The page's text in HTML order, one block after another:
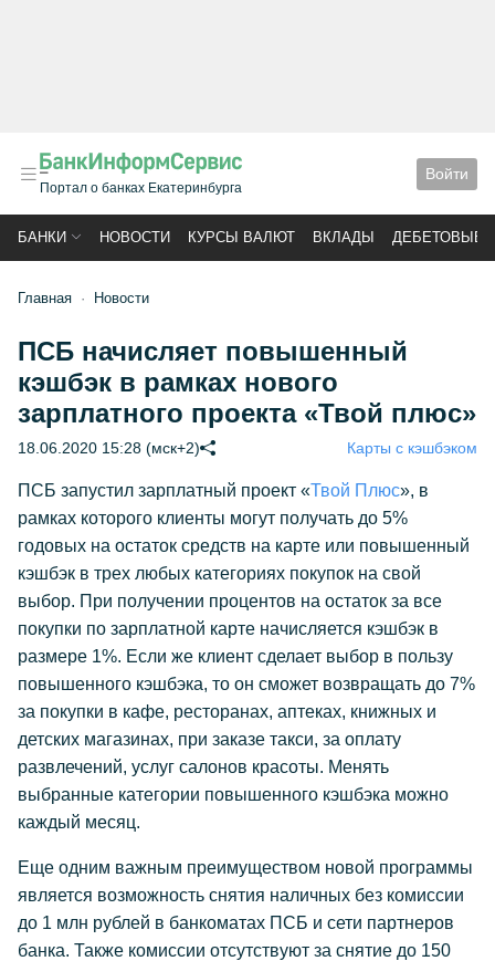
Портал о банках Екатеринбурга
Войти
БАНКИ НОВОСТИ КУРСЫ ВАЛЮТ ВКЛАДЫ ДЕБЕТОВЫЕ
Главная Новости
ПСБ начисляет повышенный
кэшбэк в рамках нового
зарплатного проекта «Твой плюс»
18.06.2020 15:28 (мск+2) Карты с кэшбэком
ПСБ запустил зарплатный проект «Твой Плюс», в
рамках которого клиенты могут получать до 5%
годовых на остаток средств на карте или повышенный
кэшбэк в трех любых категориях покупок на свой
выбор. При получении процентов на остаток за все
покупки по зарплатной карте начисляется кэшбэк в
размере 1%. Если же клиент сделает выбор в пользу
повышенного кэшбэка, то он сможет возвращать до 7%
за покупки в кафе, ресторанах, аптеках, книжных и
детских магазинах, при заказе такси, за оплату
развлечений, услуг салонов красоты. Менять
выбранные категории повышенного кэшбэка можно
каждый месяц.
Еще одним важным преимуществом новой программы
является возможность снятия наличных без комиссии
до 1 млн рублей в банкоматах ПСБ и сети партнеров
банка. Также комиссии отсутствуют за снятие до 150